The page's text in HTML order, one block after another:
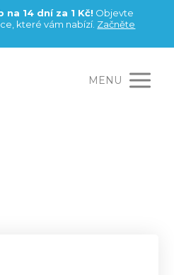
14 dní za 1 Kč! Objevte
které vám nabízí. Začněte
MENU